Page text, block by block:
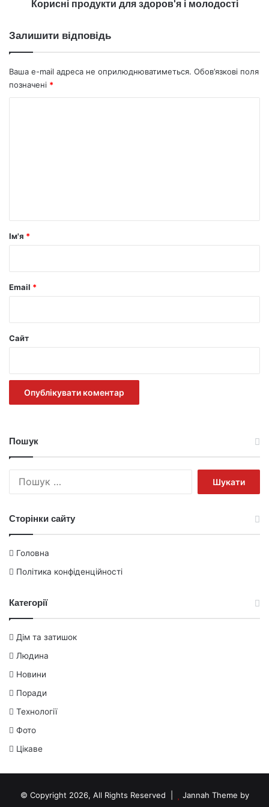
Корисні продукти для здоров'я і молодості
Залишити відповідь
Ваша e-mail адреса не оприлюднюватиметься. Обов’язкові поля
позначені *
рІм'я *
Email *
Сайт
Пошук
Сторінки сайту
Головна
Політика конфіденційності
Категорії
Дім та затишок
Людина
Новини
Поради
Технології
Фото
Цікаве
© Copyright 2026, All Rights Reserved | Jannah Theme by